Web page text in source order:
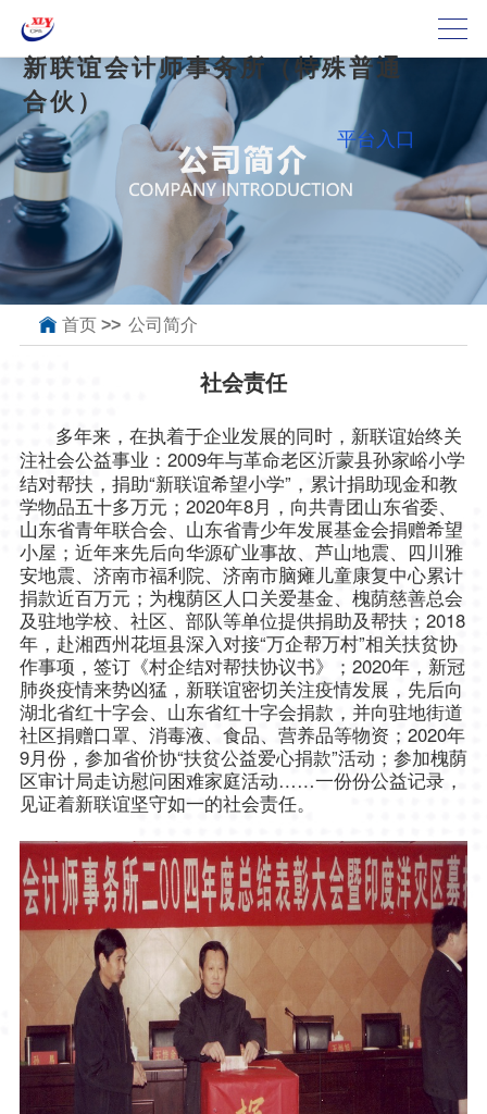
新联谊会计师事务所（特殊普通
合伙）
平台入口
首页 >> 公司简介
社会责任
多年来，在执着于企业发展的同时，新联谊始终关
注社会公益事业： 2009年与革命老区沂蒙县孙家峪小学
结对帮扶，捐助“新联谊希望小学”，累计捐助现金和教
学物品五十多万元；2020年8月，向共青团山东省委、
山东省青年联合会、山东省青少年发展基金会捐赠希望
小屋；近年来先后向华源矿业事故、芦山地震、四川雅
安地震、济南市福利院、济南市脑瘫儿童康复中心累计
捐款近百万元；为槐荫区人口关爱基金、槐荫慈善总会
及驻地学校、社区、部队等单位提供捐助及帮扶；2018
年，赴湘西州花垣县深入对接“万企帮万村”相关扶贫协
作事项，签订《村企结对帮扶协议书》；2020年，新冠
肺炎疫情来势凶猛，新联谊密切关注疫情发展，先后向
湖北省红十字会、山东省红十字会捐款，并向驻地街道
社区捐赠口罩、消毒液、食品、营养品等物资；2020年
9月份，参加省价协“扶贫公益爱心捐款”活动；参加槐荫
区审计局走访慰问困难家庭活动……一份份公益记录，
见证着新联谊坚守如一的社会责任。